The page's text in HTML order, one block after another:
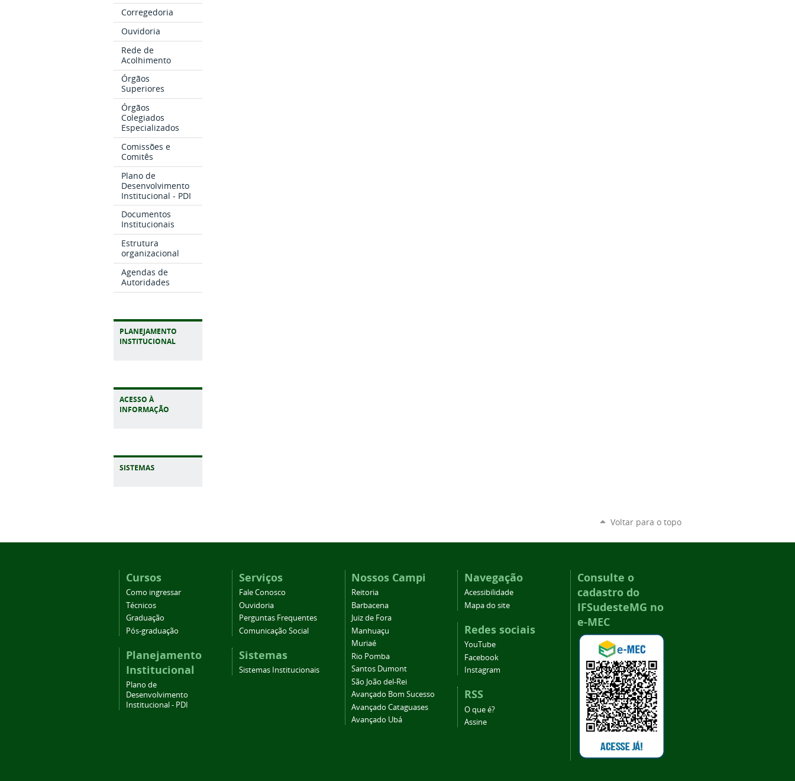
Corregedoria
Ouvidoria
Rede de
Acolhimento
Órgãos
Superiores
Órgãos
Colegiados
Especializados
Comissões e
Comitês
Plano de
Desenvolvimento
Institucional - PDI
Documentos
Institucionais
Estrutura
organizacional
Agendas de
Autoridades
PLANEJAMENTO
INSTITUCIONAL
ACESSO À
INFORMAÇÃO
Voltar para o topo
Cursos
Como ingressar
Técnicos
Graduação
Pós-graduação
Planejamento
Institucional
Plano de
Desenvolvimento
Institucional - PDI
Serviços
Fale Conosco
Ouvidoria
Perguntas Frequentes
Comunicação Social
Sistemas
Sistemas Institucionais
Nossos Campi
Reitoria
Barbacena
Juiz de Fora
Manhuaçu
Muriaé
Rio Pomba
Santos Dumont
São João del-Rei
Avançado Bom Sucesso
Avançado Cataguases
Avançado Ubá
Navegação
Acessibilidade
Mapa do site
Redes sociais
YouTube
Facebook
Instagram
RSS
O que é?
Assine
Consulte o
cadastro do
IFSudesteMG no
e-MEC